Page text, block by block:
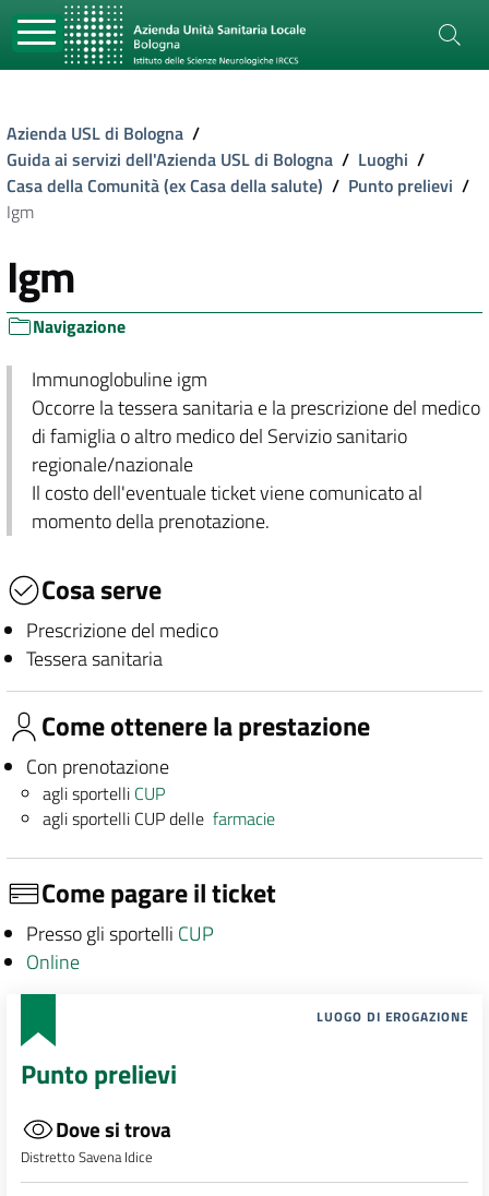
Azienda USL di Bologna /
Guida ai servizi dell'Azienda USL di Bologna / Luoghi /
Casa della Comunità (ex Casa della salute) / Punto prelievi /
Igm
Igm
Navigazione
Immunoglobuline igm
Occorre la tessera sanitaria e la prescrizione del medico
di famiglia o altro medico del Servizio sanitario
regionale/nazionale
Il costo dell'eventuale ticket viene comunicato al
momento della prenotazione.
Cosa serve
Prescrizione del medico
Tessera sanitaria
Come ottenere la prestazione
Con prenotazione
agli sportelli CUP
agli sportelli CUP dellefarmacie
Come pagare il ticket
Presso gli sportelli CUP
Online
LUOGO DI EROGAZIONE
Punto prelievi
Dove si trova
Distretto Savena Idice